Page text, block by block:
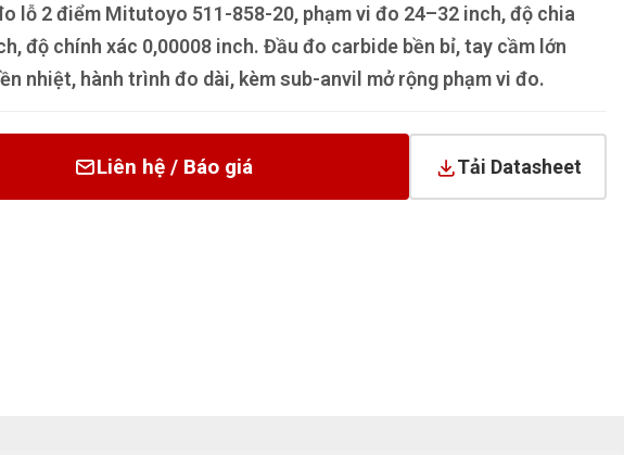
lỗ 2 điểm Mitutoyo 511-858-20, phạm vi đo 24–32 inch, độ chia
độ chính xác 0,00008 inch. Đầu đo carbide bền bỉ, tay cầm lớn
nhiệt, hành trình đo dài, kèm sub-anvil mở rộng phạm vi đo.
Liên hệ / Báo giá Tải Datasheet